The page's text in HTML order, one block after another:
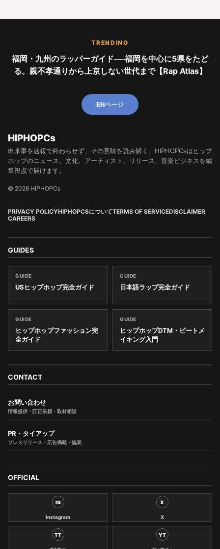
TRENDING
福岡・九州のラッパーガイド──福岡を中心に5県をたど
る。親不孝通りから上京しない世代まで【Rap Atlas】
ENページ
HIPHOPCs
出来事を速報で終わらせず、その意味を読み解く。HIPHOPCsはヒップ
ホップのニュース、文化、アーティスト、リリース、音楽ビジネスを編
集視点で届けます。
© 2026 HIPHOPCs
PRIVACY POLICYHIPHOPCSについてTERMS OF SERVICEDISCLAIMER
CAREERS
GUIDES
GUIDE
USヒップホップ完全ガイド
GUIDE
日本語ラップ完全ガイド
GUIDE
ヒップホップファッション完
全ガイド
GUIDE
ヒップホップDTM・ビートメ
イキング入門
CONTACT
お問い合わせ
情報提供・訂正依頼・取材相談
PR・タイアップ
プレスリリース・広告掲載・協業
OFFICIAL
IG
Instagram
X
X
TT YT